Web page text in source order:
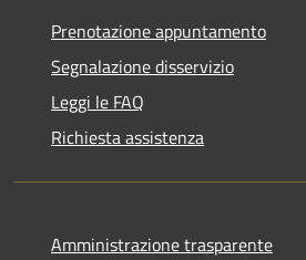
Prenotazione appuntamento
Segnalazione disservizio
Leggi le FAQ
Richiesta assistenza
Amministrazione trasparente